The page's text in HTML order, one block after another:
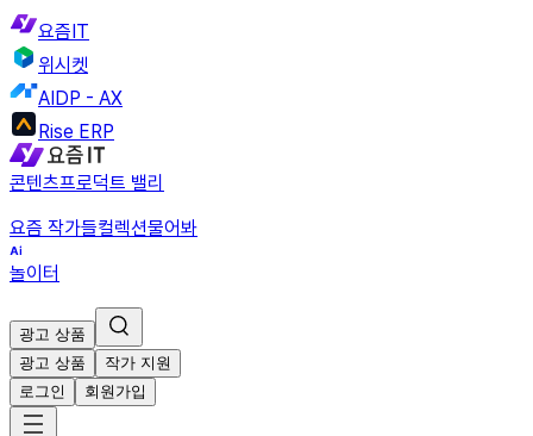
요즘IT
위시켓
AIDP - AX
Rise ERP
콘텐츠프로덕트 밸리
요즘 작가들컬렉션물어봐
놀이터
광고 상품
광고 상품
작가 지원
로그인
회원가입